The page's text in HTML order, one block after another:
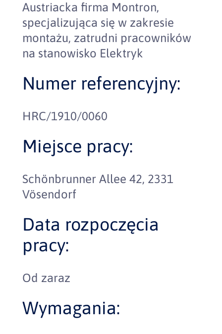
Austriacka firma Montron,
specjalizująca się w zakresie
montażu, zatrudni pracowników
na stanowisko Elektryk
Numer referencyjny:
HRC/1910/0060
Miejsce pracy:
Schönbrunner Allee 42, 2331
Vösendorf
Data rozpoczęcia
pracy:
Od zaraz
Wymagania: